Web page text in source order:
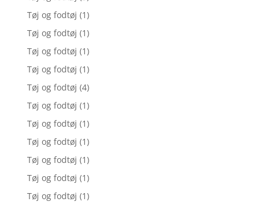
Tøj og fodtøj (1)
Tøj og fodtøj (1)
Tøj og fodtøj (1)
Tøj og fodtøj (1)
Tøj og fodtøj (4)
Tøj og fodtøj (1)
Tøj og fodtøj (1)
Tøj og fodtøj (1)
Tøj og fodtøj (1)
Tøj og fodtøj (1)
Tøj og fodtøj (1)